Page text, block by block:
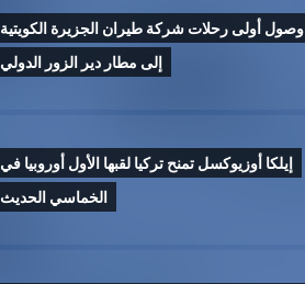
وصول أولى رحلات شركة طيران الجزيرة الكويتية
إلى مطار دير الزور الدولي
إيلكا أوزيوكسل تمنح تركيا لقبها الأول أوروبيا في
الخماسي الحديث